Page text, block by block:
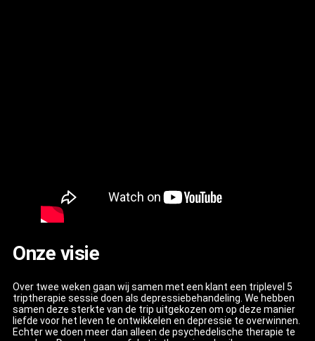
Onze visie
Over twee weken gaan wij samen met een klant een triplevel 5
triptherapie sessie doen als depressiebehandeling. We hebben
samen deze sterkte van de trip uitgekozen om op deze manier
liefde voor het leven te ontwikkelen en depressie te overwinnen.
Echter we doen meer dan alleen de psychedelische therapie te